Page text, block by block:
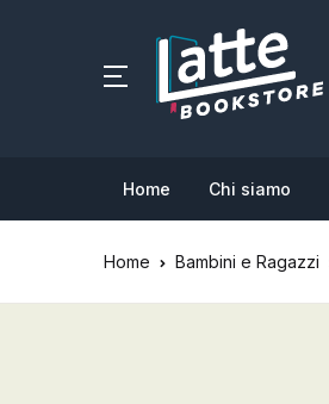
Home Chi siamo
SHOP BY CATEGORY
Home Bambini e Ragazzi